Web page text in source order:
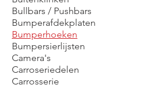
Bullbars / Pushbars
Bumperafdekplaten
Bumperhoeken
Bumpersierlijsten
Camera's
Carroseriedelen
Carrosserie